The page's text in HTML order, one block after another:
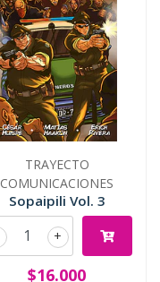
TRAYECTO
COMUNICACIONES
Sopaipili Vol. 3
+
$16.000